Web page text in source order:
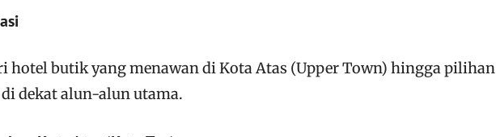
hotel butik yang menawan di Kota Atas (Upper Town) hingga pilihan
dekat alun-alun utama.